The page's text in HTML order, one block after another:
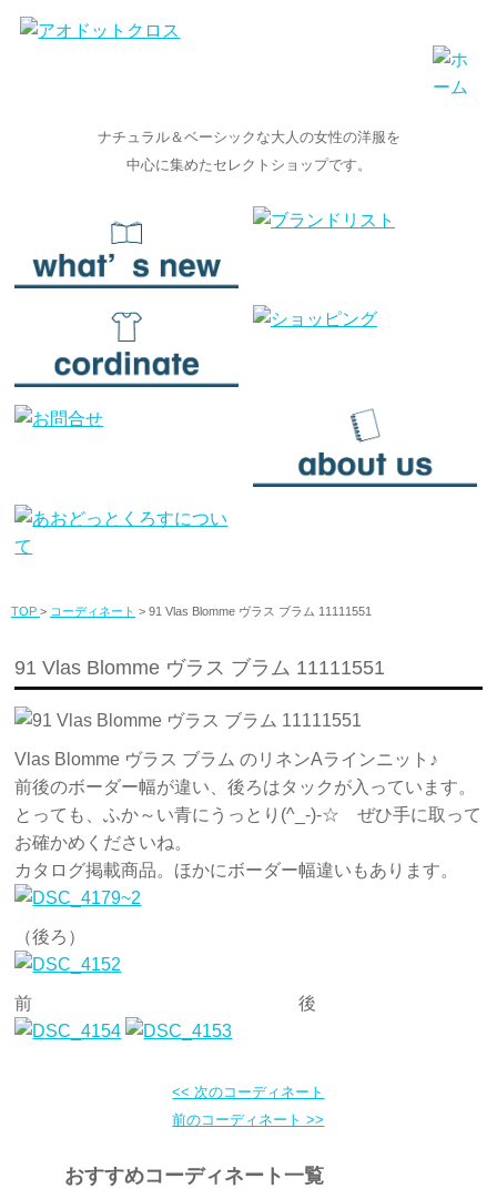
ナチュラル＆ベーシックな大人の女性の洋服を
中心に集めたセレクトショップです。
TOP > コーディネート > 91 Vlas Blomme ヴラス ブラム 11111551
91 Vlas Blomme ヴラス ブラム 11111551
Vlas Blomme ヴラス ブラム のリネンAラインニット♪
前後のボーダー幅が違い、後ろはタックが入っています。
とっても、ふか～い青にうっとり(^_-)-☆ ぜひ手に取って
お確かめくださいね。
カタログ掲載商品。ほかにボーダー幅違いもあります。
（後ろ）
前 後
<< 次のコーディネート
前のコーディネート >>
おすすめコーディネート一覧